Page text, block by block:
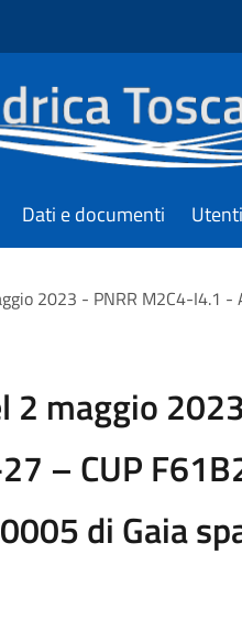
Dati e documenti Utenti
2023 - PNRR M2C4-I4.1
2 maggio
– CUP
di Gaia